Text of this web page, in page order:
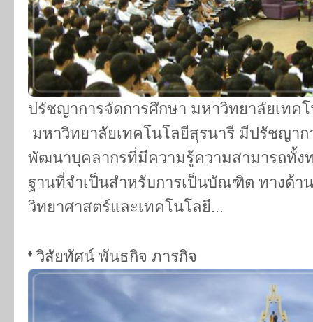
ปรัชญาการจัดการศึกษา มหาวิทยาลัยเ
มหาวิทยาลัยเทคโนโลยีสุรนารี มีปรัชญาก
พัฒนาบุคลากรที่มีความรู้ความสามารถทั้ง
ฐานที่จำเป็นสำหรับการเป็นบัณฑิต ทางด้า
วิทยาศาสตร์และเทคโนโลยี...
วิสัยทัศน์ พันธกิจ ภารกิจ